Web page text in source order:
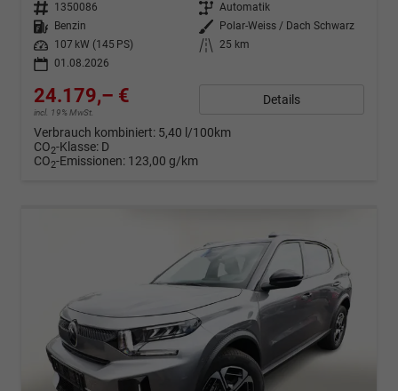
Fahrzeugnr. 1350086 Getriebe Automatik
Kraftstoff
Benzin Außenfarbe
Polar-Weiss / Dach Schwarz
Leistung
107 kW (145 PS) Kilometerstand
25 km
01.08.2026
24.179,– €
incl. 19% MwSt.
Details
Verbrauch kombiniert: 5,40 l/100km
CO2-Klasse: D
CO2-Emissionen: 123,00 g/km